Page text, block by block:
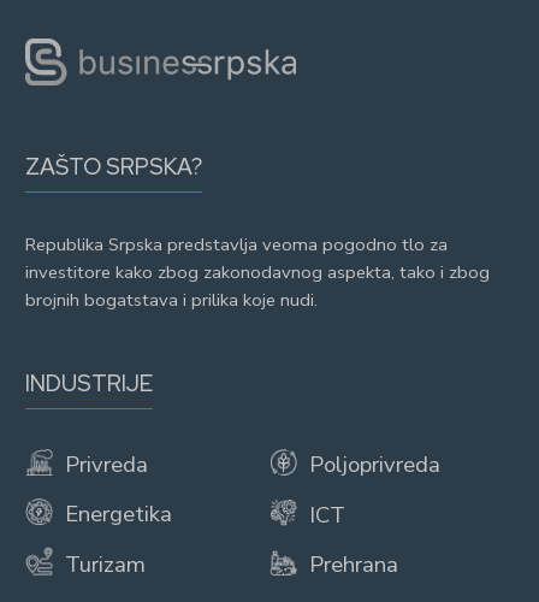
ZAŠTO SRPSKA?
Republika Srpska predstavlja veoma pogodno tlo za
investitore kako zbog zakonodavnog aspekta, tako i zbog
brojnih bogatstava i prilika koje nudi.
INDUSTRIJE
Privreda
Energetika
Turizam
Poljoprivreda
ICT
Prehrana